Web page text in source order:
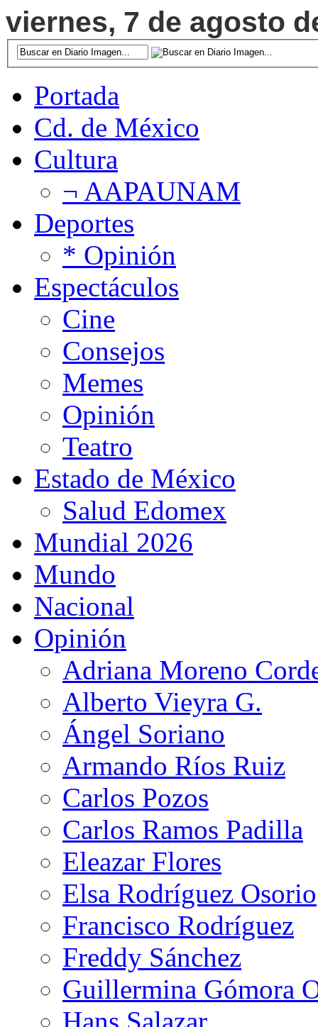
viernes, 7 de agosto
Portada
Cd. de México
Cultura
¬ AAPAUNAM
Deportes
* Opinión
Espectáculos
Cine
Consejos
Memes
Opinión
Teatro
Estado de México
Salud Edomex
Mundial 2026
Mundo
Nacional
Opinión
Adriana Moreno
Alberto Vieyra G.
Ángel Soriano
Armando Ríos Ruiz
Carlos Pozos
Carlos Ramos Padilla
Eleazar Flores
Elsa Rodríguez Osorio
Francisco Rodríguez
Freddy Sánchez
Guillermina Gómora
Hans Salazar